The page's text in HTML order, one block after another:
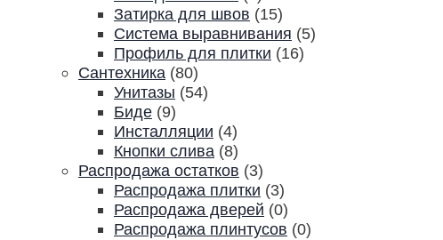
Затирка для швов (15)
Система выравнивания (5)
Профиль для плитки (16)
Сантехника (80)
Унитазы (54)
Биде (9)
Инсталляции (4)
Кнопки слива (8)
Распродажа остатков (3)
Распродажа плитки (3)
Распродажа дверей (0)
Распродажа плинтусов (0)